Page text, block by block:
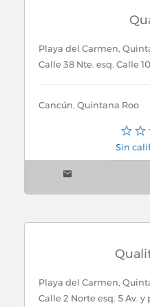
Playa del Carmen,
Calle 38 Nte. esq. Calle
Cancún, Quintana Roo
Sin
Playa del Carmen,
Calle 2 Norte esq. 5 Av. y